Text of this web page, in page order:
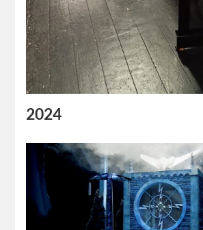
2024
Orchestergrabens ••• New piano for
financed ••• Financement du nouveau
mystique